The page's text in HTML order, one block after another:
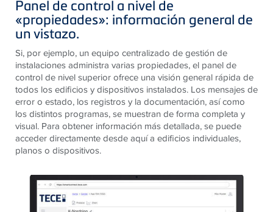
Panel de control a nivel de
«propiedades»: información general de
un vistazo.
Si, por ejemplo, un equipo centralizado de gestión de
instalaciones administra varias propiedades, el panel de
control de nivel superior ofrece una visión general rápida de
todos los edificios y dispositivos instalados. Los mensajes de
error o estado, los registros y la documentación, así como
los distintos programas, se muestran de forma completa y
visual. Para obtener información más detallada, se puede
acceder directamente desde aquí a edificios individuales,
planos o dispositivos.